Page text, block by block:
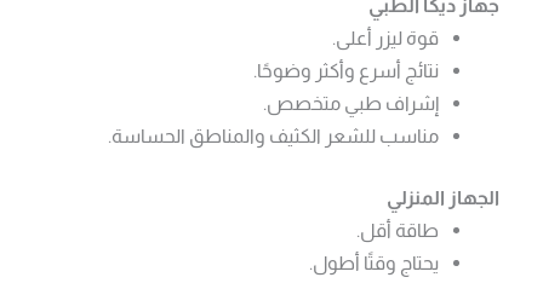
جهاز ديكا الطبي
قوة ليزر أعلى.
نتائج أسرع وأكثر وضوحًا.
إشراف طبي متخصص.
مناسب للشعر الكثيف والمناطق الحساسة.
الجهاز المنزلي
طاقة أقل.
يحتاج وقتًا أطول.